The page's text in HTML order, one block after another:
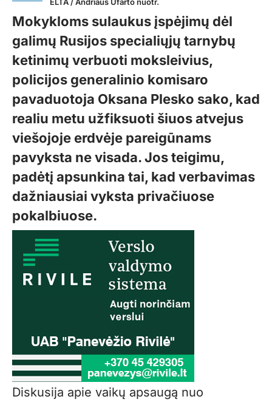
Mokykloms sulaukus įspėjimų dėl
galimų Rusijos specialiųjų tarnybų
ketinimų verbuoti moksleivius,
policijos generalinio komisaro
pavaduotoja Oksana Plesko sako, kad
realiu metu užfiksuoti šiuos atvejus
viešojoje erdvėje pareigūnams
pavyksta ne visada. Jos teigimu,
padėtį apsunkina tai, kad verbavimas
dažniausiai vyksta privačiuose
pokalbiuose.
Diskusija apie vaikų apsaugą nuo